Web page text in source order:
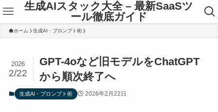
生成AIスタック大全 – 最新SaaSツ
ール徹底ガイド
ホーム 生成AI・プロンプト術
GPT-4oなど旧モデルをChatGPT
から順次終了へ
2026
2/22
生成AI・プロンプト術 2026年2月22日